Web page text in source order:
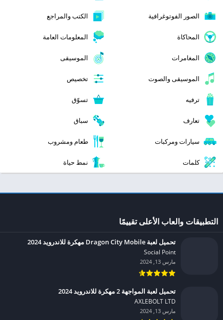
الصور الفوتوغرافية الكتب والمراجع
المحاكاة المعلومات العامة
المغامرات الموسيقى
الموسيقى والصوت تخصيص
ترفيه تسوّق
تعارف سباق
سيارات ومركبات طعام ومشروب
كلمات نمط حياة
التطبيقات والعاب الأعلى تقييمًا
تحميل لعبة Dragon City Mobile مهكرة للاندرويد 2024
Social Point‏
مارس 13, 2024
تحميل لعبة المواجهة 2 مهكرة للاندرويد 2024
AXLEBOLT LTD‏
مارس 13, 2024